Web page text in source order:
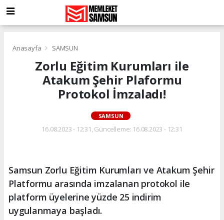
Anasayfa SAMSUN
Zorlu Eğitim Kurumları ile
Atakum Şehir Plaformu
Protokol İmzaladı!
SAMSUN
16.08.2023 - 12:31, Güncelleme: 16.08.2023 - 12:31
Samsun Zorlu Eğitim Kurumları ve Atakum Şehir
Platformu arasında imzalanan protokol ile
platform üyelerine yüzde 25 indirim
uygulanmaya başladı.